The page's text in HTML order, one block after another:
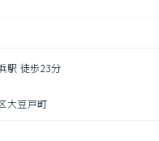
駅 徒歩23分
大豆戸町